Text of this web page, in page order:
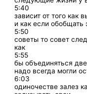
5:40
зависит от того как
и как если обобщать
5:50
советы то совет
как
5:55
бы объединяться
надо всегда могли
6:03
одиночестве залез